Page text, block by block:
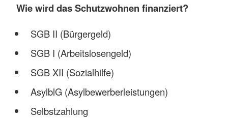
Wie wird das Schutzwohnen finanziert?
SGB II (Bürgergeld)
SGB I (Arbeitslosengeld)
SGB XII (Sozialhilfe)
AsylblG (Asylbewerberleistungen)
Selbstzahlung